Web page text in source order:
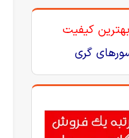
بهترین کیفیت
گری